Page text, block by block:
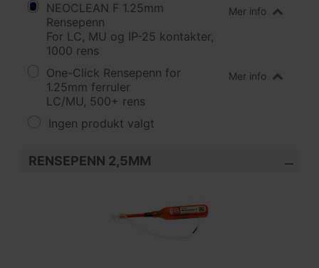
NEOCLEAN F 1.25mm
Rensepenn
For LC, MU og IP-25 kontakter,
1000 rens
Mer info
One-Click Rensepenn for
1.25mm ferruler
LC/MU, 500+ rens
Mer info
Ingen produkt valgt
RENSEPENN 2,5MM